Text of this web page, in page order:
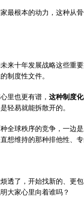
最根本的动力，这种从
来十年发展战略这些重
制度性文件。
里也更有谱， 这种制度
轻易就能拆散开的。
全球秩序的竞争，一边
想维持的那种排他性、专
透了，开始找新的、更
大家心里向着谁吗？